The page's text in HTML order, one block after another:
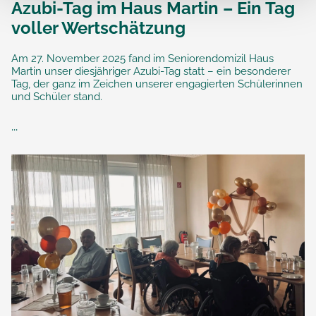
Azubi-Tag im Haus Martin – Ein Tag
voller Wertschätzung
Am 27. November 2025 fand im Seniorendomizil Haus
Martin unser diesjähriger Azubi-Tag statt – ein besonderer
Tag, der ganz im Zeichen unserer engagierten Schülerinnen
und Schüler stand.
...